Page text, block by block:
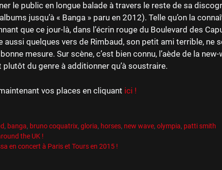
le public en longue balade à travers le reste de sa
jusqu’à « Banga » paru en 2012). Telle qu’on la
que ce jour-là, dans l’écrin rouge du Boulevard des
aussi quelques vers de Rimbaud, son petit ami terrible, ne
mesure. Sur scène, c’est bien connu, l’aède de la new-
plutôt du genre à additionner qu’à soustraire.
vos places en cliquant ici !
, banga, bruno coquatrix,gloria, horses, new wave,olympia, patti smith
the UK !
en concert à Paris et Tours en 2015 !